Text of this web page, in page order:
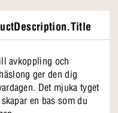
avkoppling och
ger den dig
Det mjuka tyget
en bas som du